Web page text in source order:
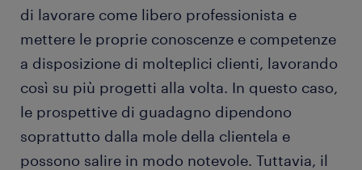
di lavorare come libero professionista e
mettere le proprie conoscenze e competenze
a disposizione di molteplici clienti, lavorando
così su più progetti alla volta. In questo caso,
le prospettive di guadagno dipendono
soprattutto dalla mole della clientela e
possono salire in modo notevole. Tuttavia, il